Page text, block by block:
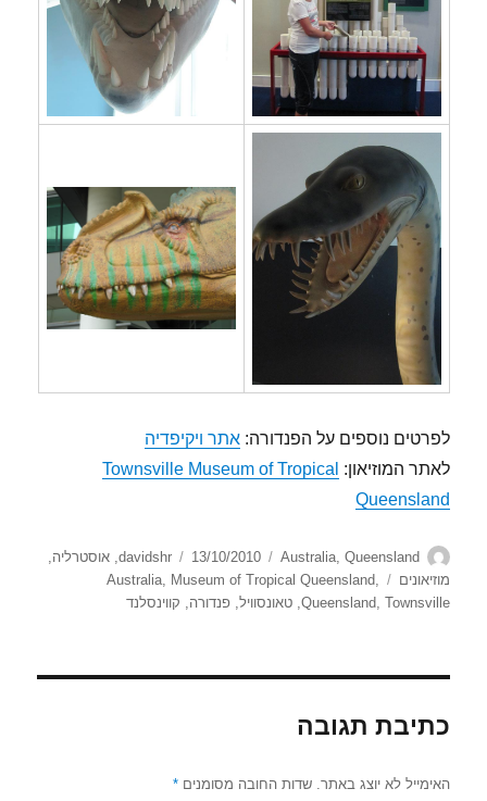
לפרטים נוספים על הפנדורה:אתר ויקיפדיה
לאתר המוזיאון: Townsville Museum of Tropical
Queensland
מחבר davidshr
פורסם
בתאריך
13/10/2010
קטגוריות Australia, Queensland
,אוסטרליה,
מוזיאונים
תגיות Australia, Museum of Tropical Queensland,
Queensland, Townsville
,טאונסוויל,פנדורה, קווינסלנד
כתיבת תגובה
האימייל לא יוצג באתר. שדות החובה מסומנים*